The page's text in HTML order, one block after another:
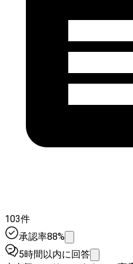
103件
承認率88%
5時間以内に回答